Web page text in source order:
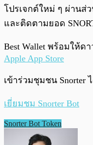
โปรเจกต์ใหม่ ๆ ผ่านส่ว
และติดตามยอด
Best Wallet พร้อมให้ด
Apple App Store
เข้าร่วมชุมชน Snorter
เยี่ยมชม Snorter Bot
Snorter Bot Token